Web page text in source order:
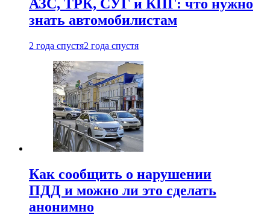
АЗС, ТРК, СУГ и КПГ: что нужно
знать автомобилистам
2 года спустя2 года спустя
Как сообщить о нарушении
ПДД и можно ли это сделать
анонимно